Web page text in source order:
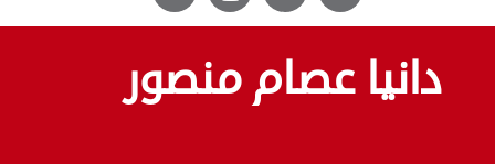
دانيا عصام منصور